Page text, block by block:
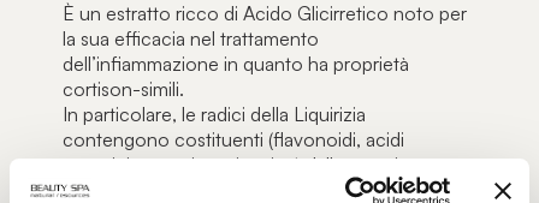
È un estratto ricco di Acido Glicirretico noto per
la sua efficacia nel trattamento
dell’infiammazione in quanto ha proprietà
cortison-simili.
In particolare, le radici della Liquirizia
contengono costituenti (flavonoidi, acidi
organici, saponine, vitamine) dalle proprietà
fortemente eudermiche.